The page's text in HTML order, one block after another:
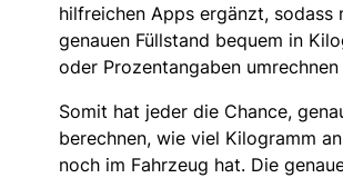
hilfreichen Apps ergänzt, sodass
genauen Füllstand bequem in
oder Prozentangaben umrechnen
Somit hat jeder die Chance,
berechnen, wie viel Kilogramm
noch im Fahrzeug hat. Die